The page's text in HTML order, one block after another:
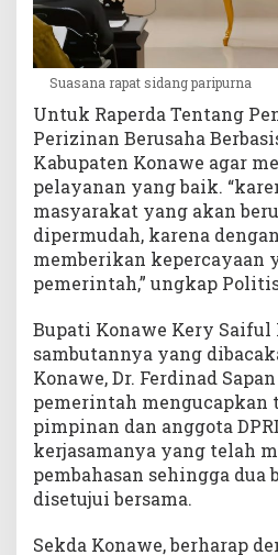
Suasana rapat sidang paripurna
Untuk Raperda Tentang
Perizinan Berusaha
Kabupaten Konawe agar
pelayanan yang baik.
masyarakat yang akan
dipermudah, karena
memberikan kepercayaan
pemerintah,” ungkap
Bupati Konawe Kery Saiful
sambutannya yang
Konawe, Dr. Ferdinad
pemerintah mengucapkan
pimpinan dan anggota
kerjasamanya yang telah
pembahasan sehingga dua
disetujui bersama.
Sekda Konawe, berharap